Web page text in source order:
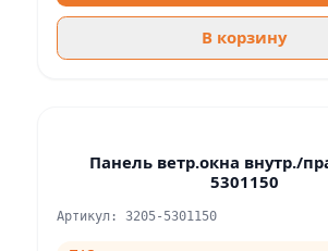
В корзину
Панель ветр.окна внутр./
5301150
Артикул: 3205-5301150